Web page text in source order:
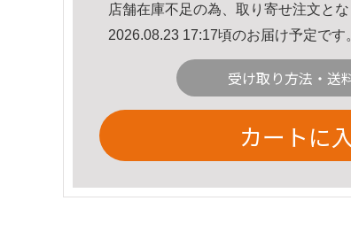
店舗在庫不足の為、取り寄せ注文とな
2026.08.23 17:17頃のお届け予定です
受け取り方法・送
カートに